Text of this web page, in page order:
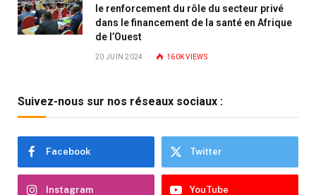
le renforcement du rôle du secteur privé
dans le financement de la santé en Afrique
de l’Ouest
20 JUIN 2024 160KVIEWS
Suivez-nous sur nos réseaux sociaux :
Facebook Twitter
Instagram YouTube